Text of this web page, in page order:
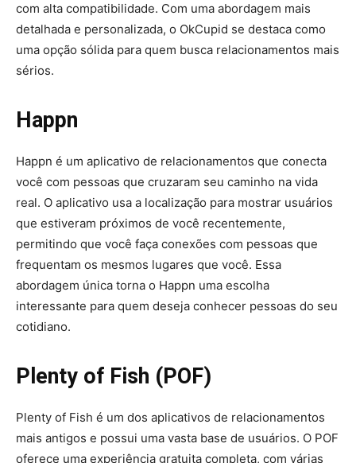
com alta compatibilidade. Com uma abordagem mais
detalhada e personalizada, o OkCupid se destaca como
uma opção sólida para quem busca relacionamentos mais
sérios.
Happn
Happn é um aplicativo de relacionamentos que conecta
você com pessoas que cruzaram seu caminho na vida
real. O aplicativo usa a localização para mostrar usuários
que estiveram próximos de você recentemente,
permitindo que você faça conexões com pessoas que
frequentam os mesmos lugares que você. Essa
abordagem única torna o Happn uma escolha
interessante para quem deseja conhecer pessoas do seu
cotidiano.
Plenty of Fish (POF)
Plenty of Fish é um dos aplicativos de relacionamentos
mais antigos e possui uma vasta base de usuários. O POF
oferece uma experiência gratuita completa, com várias